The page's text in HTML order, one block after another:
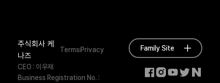
주식회사 케
나즈
Terms Privacy
CEO : 이우재
Business Registration No. :
Family Site